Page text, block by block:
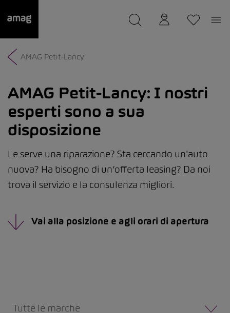
Il suo garage è stato salvato
AMAG Petit-Lancy
AMAG Petit-Lancy: I nostri
esperti sono a sua
disposizione
Le serve una riparazione? Sta cercando un'auto
nuova? Ha bisogno di un’offerta leasing? Da noi
trova il servizio e la consulenza migliori.
Vai alla posizione e agli orari di apertura
Tutte le marche